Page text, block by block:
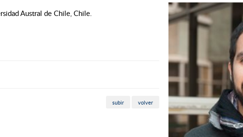
Austral de Chile, Chile.
subir volver